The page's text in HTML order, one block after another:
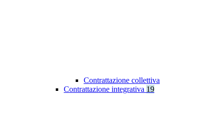
Contrattazione collettiva
Contrattazione integrativa 19